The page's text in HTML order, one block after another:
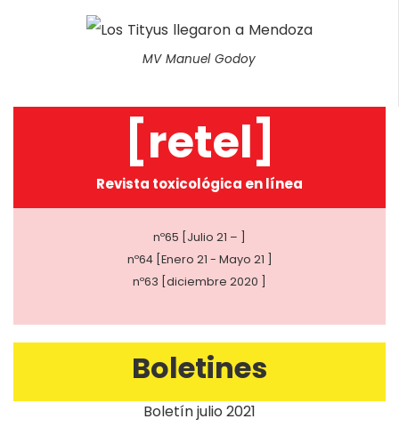
MV Manuel Godoy
[retel]
Revista toxicológica en línea
nº65 [Julio 21 – ]
nº64 [Enero 21 - Mayo 21 ]
nº63 [diciembre 2020 ]
Boletines
Boletín julio 2021